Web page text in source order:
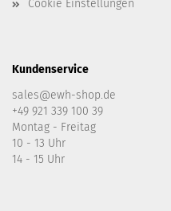
Cookie Einstellungen
Kundenservice
sales@ewh-shop.de
+49 921 339 100 39
Montag - Freitag
10 - 13 Uhr
14 - 15 Uhr